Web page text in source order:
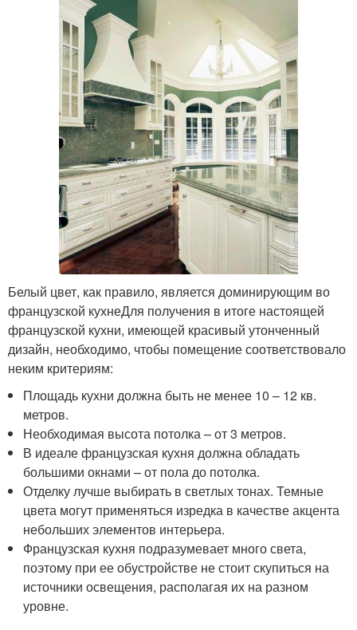
Белый цвет, как правило, является доминирующим во
французской кухнеДля получения в итоге настоящей
французской кухни, имеющей красивый утонченный
дизайн, необходимо, чтобы помещение соответствовало
неким критериям:
Площадь кухни должна быть не менее 10 – 12 кв.
метров.
Необходимая высота потолка – от 3 метров.
В идеале французская кухня должна обладать
большими окнами – от пола до потолка.
Отделку лучше выбирать в светлых тонах. Темные
цвета могут применяться изредка в качестве акцента
небольших элементов интерьера.
Французская кухня подразумевает много света,
поэтому при ее обустройстве не стоит скупиться на
источники освещения, располагая их на разном
уровне.